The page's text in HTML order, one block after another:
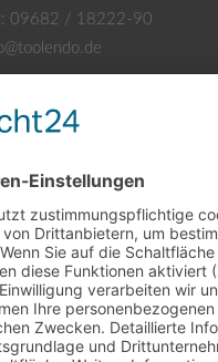
09682 / 18222-90
Uhr
Vereinbarung.